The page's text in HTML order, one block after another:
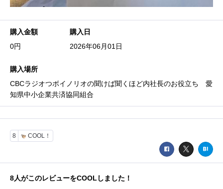
購入金額
0円
購入日
2026年06月01日
購入場所
CBCラジオつボイノリオの聞けば聞くほど内社長のお役立ち 愛
知県中小企業共済協同組合
8 COOL！
8人がこのレビューをCOOLしました！